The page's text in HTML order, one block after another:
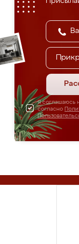
Я соглашаюсь
согласно